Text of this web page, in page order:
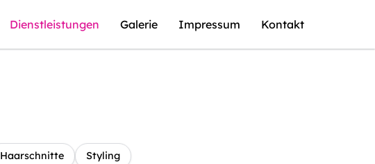
Dienstleistungen Galerie Impressum Kontakt
Haarschnitte Styling